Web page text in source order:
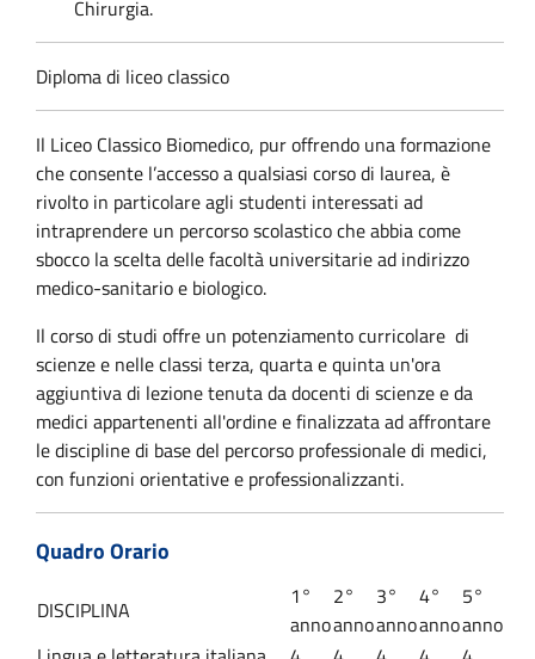
Chirurgia.
Diploma di liceo classico
Il Liceo Classico Biomedico, pur offrendo una formazione
che consente l’accesso a qualsiasi corso di laurea, è
rivolto in particolare agli studenti interessati ad
intraprendere un percorso scolastico che abbia come
sbocco la scelta delle facoltà universitarie ad indirizzo
medico-sanitario e biologico.
Il corso di studi offre un potenziamento curricolare di
scienze e nelle classi terza, quarta e quinta un'ora
aggiuntiva di lezione tenuta da docenti di scienze e da
medici appartenenti all'ordine e finalizzata ad affrontare
le discipline di base del percorso professionale di medici,
con funzioni orientative e professionalizzanti.
Quadro Orario
DISCIPLINA
1°
anno
2°
anno
3°
anno
4°
anno
5°
anno